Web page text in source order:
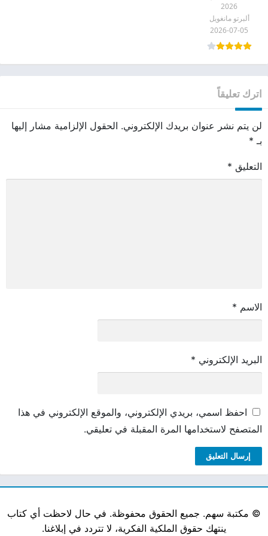
2026
ألبرتو مانغويل
2026-07-05
اترك تعليقاً
لن يتم نشر عنوان بريدك الإلكتروني. الحقول الإلزامية مشار إليها
بـ *
التعليق *
الاسم *
البريد الإلكتروني *
احفظ اسمي، بريدي الإلكتروني، والموقع الإلكتروني في هذا
المتصفح لاستخدامها المرة المقبلة في تعليقي.
© مكتبة سهم. جميع الحقوق محفوظة. في حال لاحظت أي كتاب
ينتهك حقوق الملكية الفكرية، لا تتردد في إبلاغنا.